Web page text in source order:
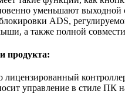
уменьшают выходной
ADS,
а также полной
продукта:
управление в стиле ПК